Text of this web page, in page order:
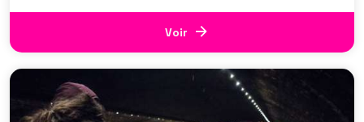
célèbre, quoique controversée dans le secteur –
Voir